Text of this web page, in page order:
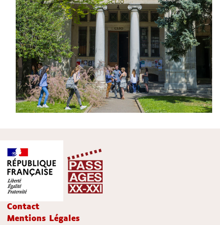
Contact
Mentions Légales